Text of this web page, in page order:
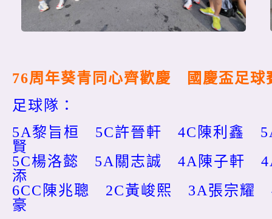
76周年葵青同心齊歡慶 國慶盃足球
足球隊：
5A黎旨桓 5C許晉軒 4C陳利鑫
賢
5C楊洛懿 5A關志誠 4A陳子軒
添
6CC陳兆聰 2C黃峻熙 3A張宗耀
豪